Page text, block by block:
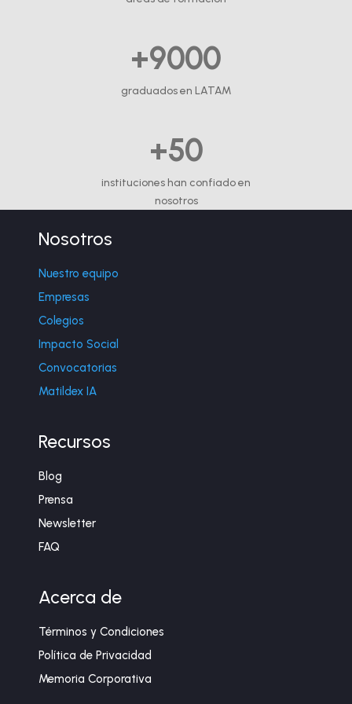
+9000
graduados en LATAM
+50
instituciones han confiado en
nosotros
Nosotros
Nuestro equipo
Empresas
Colegios
Impacto Social
Convocatorias
Matildex IA
Recursos
Blog
Prensa
Newsletter
FAQ
Acerca de
Términos y Condiciones
Política de Privacidad
Memoria Corporativa